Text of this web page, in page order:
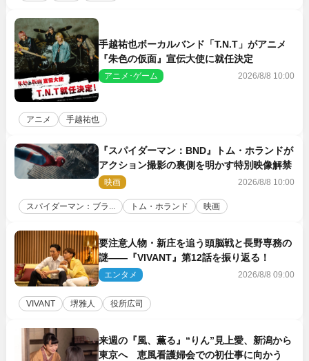
手越祐也ボーカルバンド「T.N.T」がアニメ
『朱色の仮面』宣伝大使に就任決定
アニメ･ゲーム 2026/8/8 10:00
アニメ 手越祐也
『スパイダーマン：BND』トム・ホランドが
アクション撮影の裏側を明かす特別映像解禁
映画 2026/8/8 10:00
スパイダーマン：ブラ... トム・ホランド 映画
要注意人物・新庄を追う頭脳戦と長野専務の
謎――『VIVANT』第12話を振り返る！
エンタメ 2026/8/8 09:00
VIVANT 堺雅人 役所広司
来週の『風、薫る』“りん”見上愛、新潟から
東京へ 恵風看護婦会での初仕事に向かう